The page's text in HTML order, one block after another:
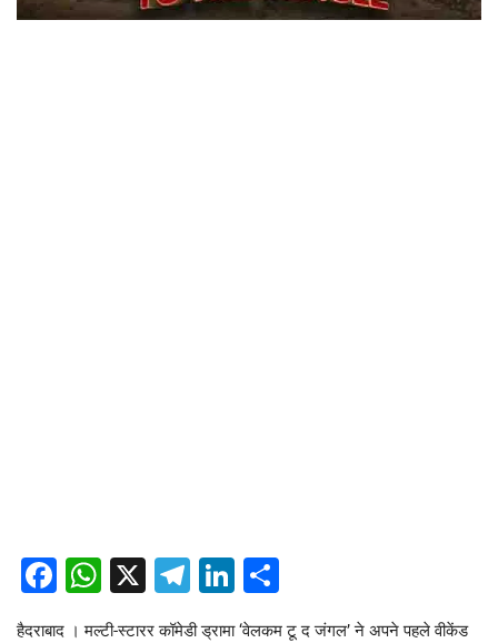
Facebook
WhatsApp
X Telegram
LinkedIn
हैदराबाद । मल्टी-स्टारर कॉमेडी ड्रामा ‘वेलकम टू द जंगल’ ने अपने पहले वीकेंड